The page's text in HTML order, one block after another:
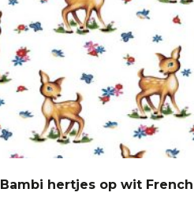
Bambi hertjes op wit